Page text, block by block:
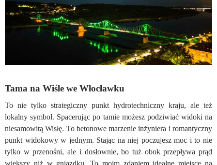
Tama na Wiśle we Włocławku
To nie tylko strategiczny punkt hydrotechniczny kraju, ale też
lokalny symbol. Spacerując po tamie możesz podziwiać widoki na
niesamowitą Wisłę. To betonowe marzenie inżyniera i romantyczny
punkt widokowy w jednym. Stając na niej poczujesz moc i to nie
tylko w przenośni, ale i dosłownie, bo tuż obok przepływa prąd